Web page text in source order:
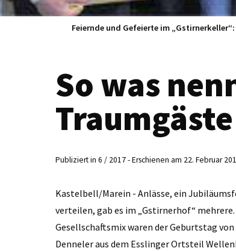
Feiernde und Gefeierte im
So was
Traumgäste
Publiziert in 6 / 2017 - Erschienen am 22. Februar
Kastelbell/Marein - Anlässe, ein
verteilen, gab es im „Gstirnerhof“
Gesellschaftsmix waren der Geburtstag
Denneler aus dem Esslinger Ortsteil